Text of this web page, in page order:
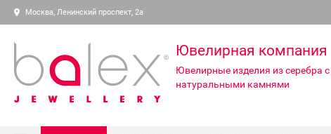
Москва, Ленинский проспект, 2а
Ювелирная компания
Ювелирные изделия из серебра с
натуральными камнями